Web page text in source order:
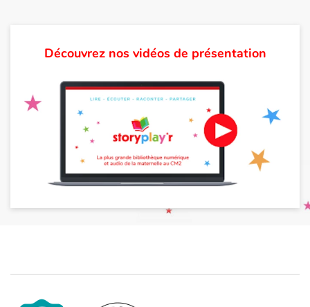
Découvrez nos vidéos de présentation